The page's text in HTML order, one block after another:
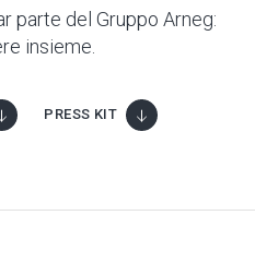
parte del Gruppo Arneg:
insieme.
PRESS KIT